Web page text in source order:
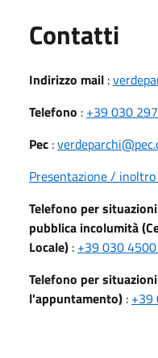
Contatti
Indirizzo mail :
Telefono : +39 030
Pec :
Presentazione /
Telefono per
pubblica incolumità
Locale) : +39 030
Telefono per
l'appuntamento) : +39